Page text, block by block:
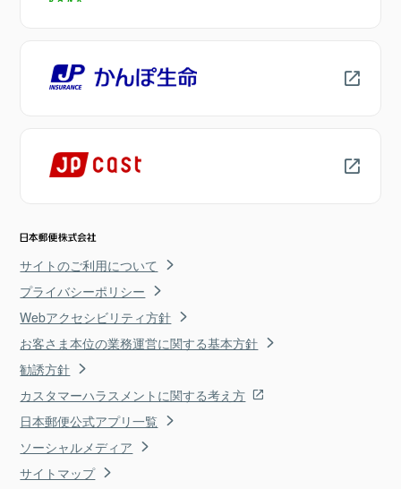
サイトのご利用について
プライバシーポリシー
Webアクセシビリティ方針
お客さま本位の業務運営に関する基本方針
勧誘方針
カスタマーハラスメントに関する考え方
日本郵便公式アプリ一覧
ソーシャルメディア
サイトマップ